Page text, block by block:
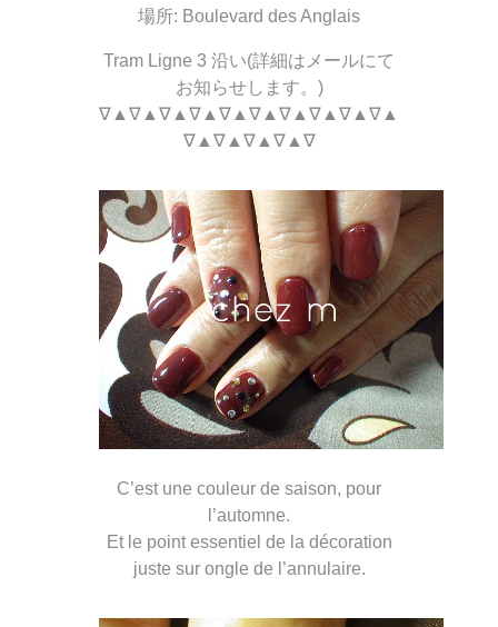
場所: Boulevard des Anglais
Tram Ligne 3 沿い(詳細はメールにて
お知らせします。)
∇▲∇▲∇▲∇▲∇▲∇▲∇▲∇▲∇▲∇▲
∇▲∇▲∇▲∇▲∇
C’est une couleur de saison, pour
l’automne.
Et le point essentiel de la décoration
juste sur ongle de l’annulaire.